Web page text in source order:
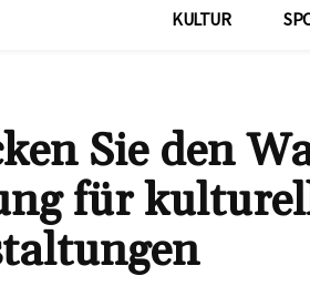
KULTUR
Sie den
für